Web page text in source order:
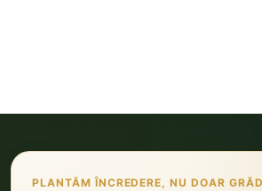
PLANTĂM ÎNCREDERE, NU DOAR